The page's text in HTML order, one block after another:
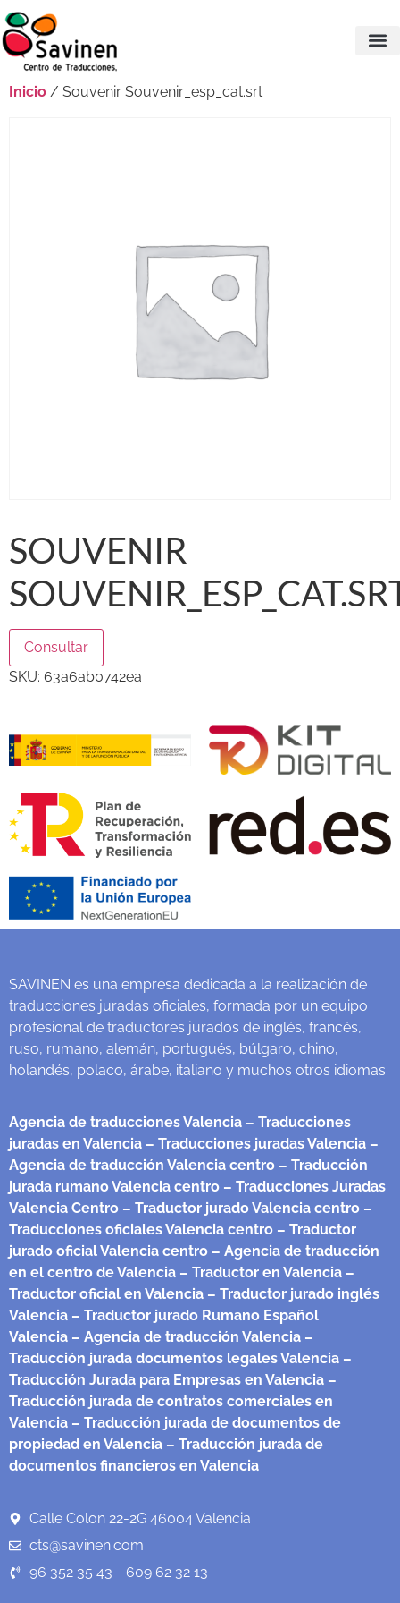
Inicio / Souvenir Souvenir_esp_cat.srt
SOUVENIR
Consultar
SKU: 63a6ab0742ea
SAVINEN es una empresa dedicada a la realización de
traducciones juradas oficiales, formada por un equipo
profesional de traductores jurados de inglés, francés,
ruso, rumano, alemán, portugués, búlgaro, chino,
holandés, polaco, árabe, italiano y muchos otros idiomas
Agencia de traducciones Valencia – Traducciones
juradas en Valencia – Traducciones juradas Valencia –
Agencia de traducción Valencia centro – Traducción
jurada rumano Valencia centro – Traducciones Juradas
Valencia Centro – Traductor jurado Valencia centro –
Traducciones oficiales Valencia centro – Traductor
jurado oficial Valencia centro – Agencia de traducción
en el centro de Valencia – Traductor en Valencia –
Traductor oficial en Valencia – Traductor jurado inglés
Valencia – Traductor jurado Rumano Español
Valencia – Agencia de traducción Valencia –
Traducción jurada documentos legales Valencia –
Traducción Jurada para Empresas en Valencia –
Traducción jurada de contratos comerciales en
Valencia – Traducción jurada de documentos de
propiedad en Valencia – Traducción jurada de
documentos financieros en Valencia
Calle Colon 22-2G 46004 Valencia
cts@savinen.com
96 352 35 43 - 609 62 32 13